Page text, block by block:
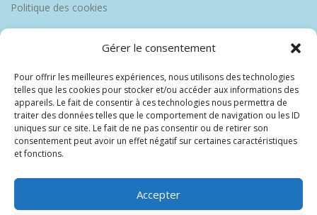
Gérer le consentement
Pour offrir les meilleures expériences, nous utilisons des technologies
telles que les cookies pour stocker et/ou accéder aux informations des
appareils. Le fait de consentir à ces technologies nous permettra de
traiter des données telles que le comportement de navigation ou les ID
uniques sur ce site. Le fait de ne pas consentir ou de retirer son
consentement peut avoir un effet négatif sur certaines caractéristiques
et fonctions.
Accepter
Politique des cookies